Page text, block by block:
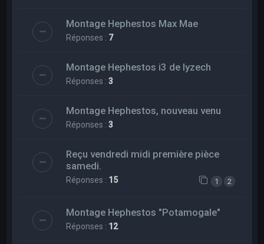
Montage Hephestos Max Mae
Réponses : 7
Montage Hephestos i3 de lyzech
Réponses :3
Montage Hephestos, nouveau venu
Réponses :3
Reçu vendredi midi première pièce
samedi.
Réponses : 15 1 2
Montage Hephestos "Potamogale"
Réponses : 12